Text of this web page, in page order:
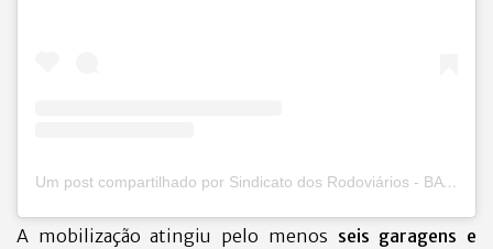
Um post compartilhado por Sindicato dos Rodoviários - BA (@sindicatorodoviarios_ba)
A mobilização atingiu pelo menos seis garagens e